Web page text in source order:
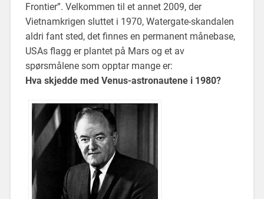
Frontier”. Velkommen til et annet 2009, der
Vietnamkrigen sluttet i 1970, Watergate-skandalen
aldri fant sted, det finnes en permanent månebase,
USAs flagg er plantet på Mars og et av
spørsmålene som opptar mange er:
Hva skjedde med Venus-astronautene i 1980?